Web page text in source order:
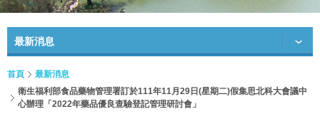
最新消息
首頁
最新消息
衛生福利部食品藥物管理署訂於111年11月29日(星期二)假集思北科大會議中
心辦理「2022年藥品優良查驗登記管理研討會」